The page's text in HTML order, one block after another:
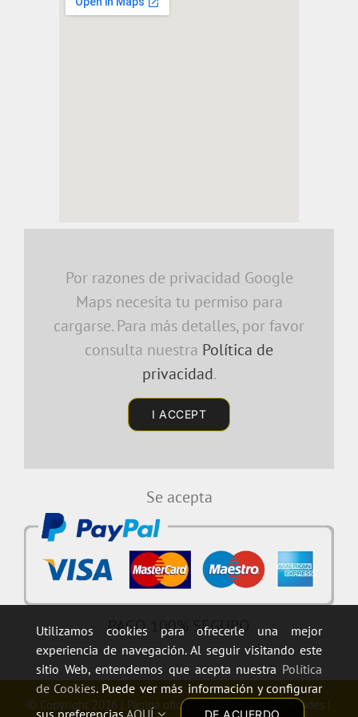
embedding a google map
Por razones de privacidad Google
Maps necesita tu permiso para
cargarse. Para más detalles, por favor
consulta nuestra Política de
privacidad.
I ACCEPT
Se acepta
PAGO 100% SEGURO
© Copyright 2026 | Página oficial de Verbum Antigüedades |
Utilizamos cookies para ofrecerle una mejor
experiencia de navegación. Al seguir visitando este
sitio Web, entendemos que acepta nuestra Política
de Cookies. Puede ver más información y configurar
sus preferencias AQUÍ DE ACUERDO